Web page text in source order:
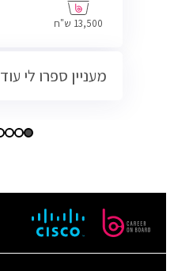
13,500 ש"ח
מעניין ספרו לי עוד